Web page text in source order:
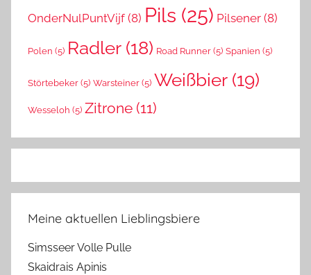
OnderNulPuntVijf (8) Pils (25) Pilsener (8)
Polen (5) Radler(18) Road Runner (5) Spanien (5)
Störtebeker (5) Warsteiner (5) Weißbier(19)
Wesseloh (5) Zitrone (11)
Meine aktuellen Lieblingsbiere
Simsseer Volle Pulle
Skaidrais Apinis